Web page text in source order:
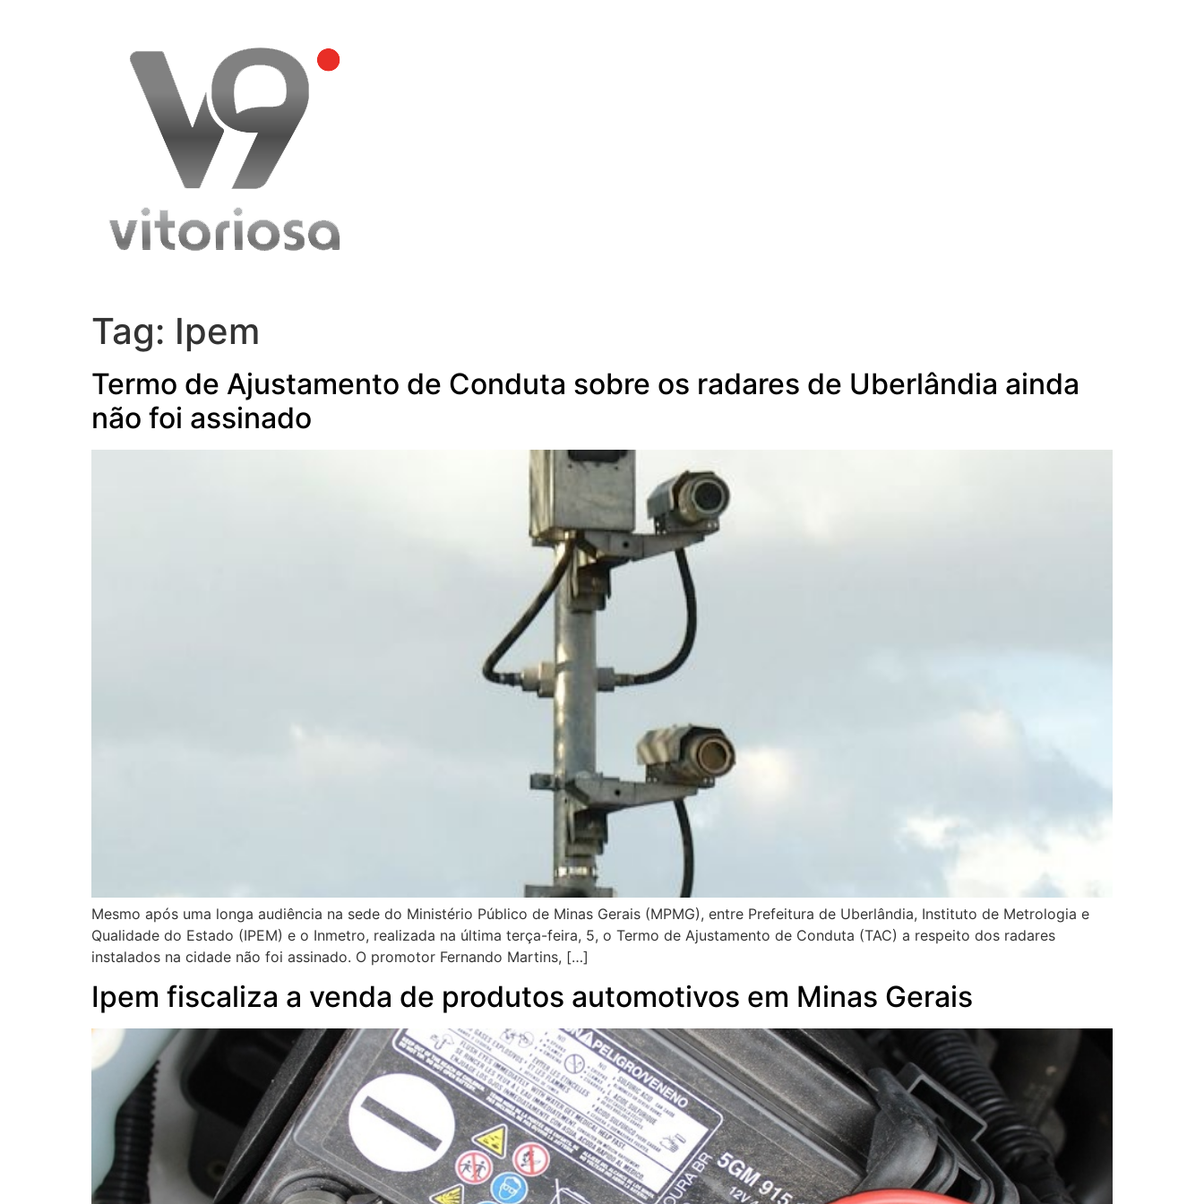
Tag: Ipem
Termo de Ajustamento de Conduta sobre os radares de Uberlândia ainda
não foi assinado
Mesmo após uma longa audiência na sede do Ministério Público de Minas Gerais (MPMG), entre Prefeitura de Uberlândia, Instituto de Metrologia e
Qualidade do Estado (IPEM) e o Inmetro, realizada na última terça-feira, 5, o Termo de Ajustamento de Conduta (TAC) a respeito dos radares
instalados na cidade não foi assinado. O promotor Fernando Martins, […]
Ipem fiscaliza a venda de produtos automotivos em Minas Gerais